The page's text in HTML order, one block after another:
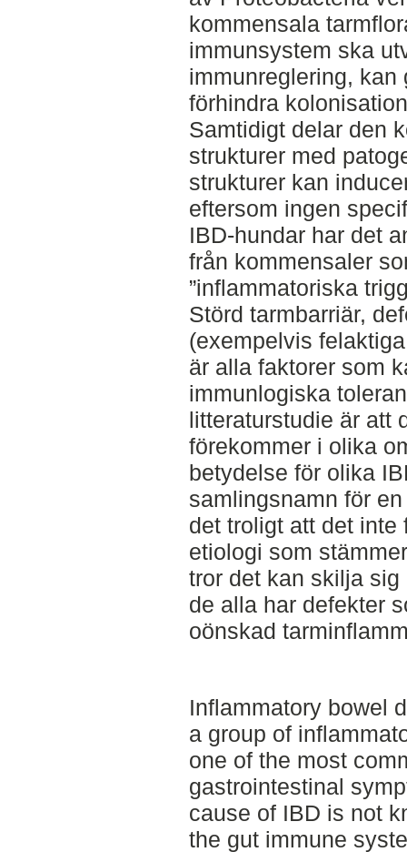
kommensala
immunsystem ska
immunreglering, kan
förhindra
Samtidigt delar den
strukturer med
strukturer kan
eftersom ingen
IBD-hundar har det
från kommensaler
”inflammatoriska
Störd tarmbarriär,
(exempelvis
är alla faktorer som
immunlogiska
litteraturstudie är att
förekommer i olika
betydelse för olika
samlingsnamn för
det troligt att det
etiologi som
tror det kan skilja
de alla har defekter
oönskad
Inflammatory bowel
a group of
one of the most
gastrointestinal
cause of IBD is not
the gut immune